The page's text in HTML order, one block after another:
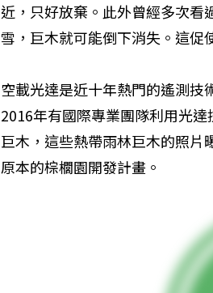
近，只好放棄。此外曾經多次看
雪，巨木就可能倒下消失。這促
空載光達是近十年熱門的遙測技
2016年有國際專業團隊利用光
巨木，這些熱帶雨林巨木的照片
原本的棕櫚園開發計畫。